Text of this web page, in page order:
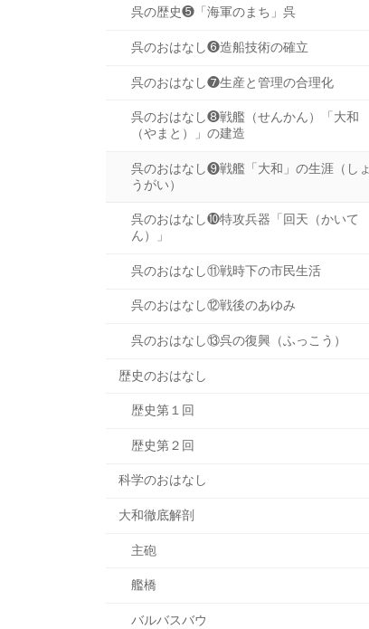
呉の歴史❺「海軍のまち」呉
呉のおはなし❻造船技術の確立
呉のおはなし❼生産と管理の合理化
呉のおはなし❽戦艦（せんかん）「大和
（やまと）」の建造
呉のおはなし❾戦艦「大和」の生涯（しょ
うがい）
呉のおはなし❿特攻兵器「回天（かいて
ん）」
呉のおはなし⑪戦時下の市民生活
呉のおはなし⑫戦後のあゆみ
呉のおはなし⑬呉の復興（ふっこう）
歴史のおはなし
歴史第１回
歴史第２回
科学のおはなし
大和徹底解剖
主砲
艦橋
バルバスバウ